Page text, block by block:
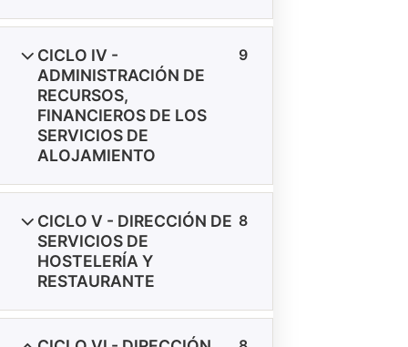
CICLO IV -
ADMINISTRACIÓN DE
RECURSOS,
FINANCIEROS DE LOS
SERVICIOS DE
ALOJAMIENTO
9
CICLO V - DIRECCIÓN DE
SERVICIOS DE
HOSTELERÍA Y
RESTAURANTE
8
EXPLORA
Inicio
Carreras
¿Tienes un reclamo o sugerencia?
Libro de Reclamaciones
También puedes escribirnos por WhatsApp para atención
inmediata.